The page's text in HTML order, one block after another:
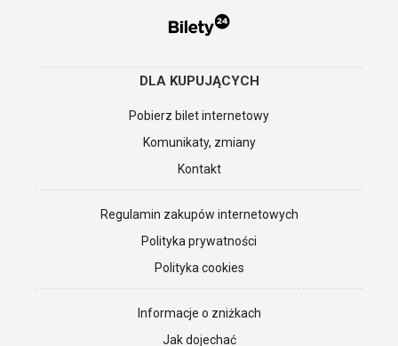
DLA KUPUJĄCYCH
Pobierz bilet internetowy
Komunikaty, zmiany
Kontakt
Regulamin zakupów internetowych
Polityka prywatności
Polityka cookies
Informacje o zniżkach
Jak dojechać